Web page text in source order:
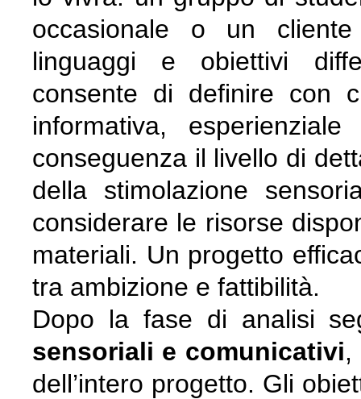
occasionale o un cliente
linguaggi e obiettivi
consente di definire con
informativa,
conseguenza il livello di
della stimolazione
considerare le risorse
materiali. Un progetto
tra ambizione e fattibilità.
Dopo la fase di analisi
sensoriali e comunicativi,
dell’intero progetto. Gli